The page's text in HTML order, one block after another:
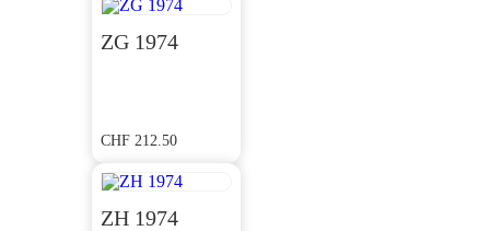
ZG 1974
CHF 212.50
ZH 1974